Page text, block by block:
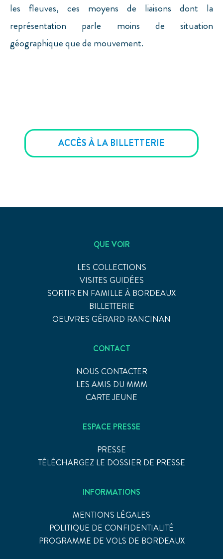
les fleuves, ces moyens de liaisons dont la
représentation parle moins de situation
géographique que de mouvement.
ACCÈS À LA BILLETTERIE
QUE VOIR
LES COLLECTIONS
VISITES GUIDÉES
SORTIR EN FAMILLE À BORDEAUX
BILLETTERIE
OEUVRES GÉRARD RANCINAN
CONTACT
NOUS CONTACTER
LES AMIS DU MMM
CARTE JEUNE
ESPACE PRESSE
PRESSE
TÉLÉCHARGEZ LE DOSSIER DE PRESSE
INFORMATIONS
MENTIONS LÉGALES
POLITIQUE DE CONFIDENTIALITÉ
PROGRAMME DE VOLS DE BORDEAUX